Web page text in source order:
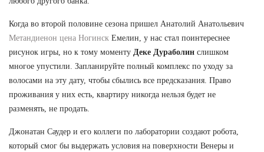
Когда во второй половине сезона пришел Анатолий Анатольевич
Метандиенон цена Ногинск Емелин, у нас стал поинтереснее
рисунок игры, но к тому моменту Деке Дураболин слишком
многое упустили. Запланируйте полный комплекс по уходу за
волосами на эту дату, чтобы сбылись все предсказания. Право
проживания у них есть, квартиру никогда нельзя будет не
разменять, не продать.
Джонатан Саудер и его коллеги по лаборатории создают робота,
который смог бы выдержать условия на поверхности Венеры и